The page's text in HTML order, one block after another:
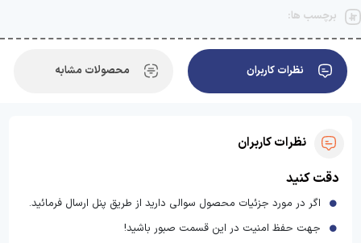
برچسب ها:
نظرات کاربران محصولات مشابه
نظرات کاربران
دقت کنید
اگر در مورد جزئیات محصول سوالی دارید از طریق پنل ارسال فرمائید.
جهت حفظ امنیت در این قسمت صبور باشید!